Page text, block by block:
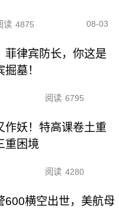
读 4875 08-03
菲律宾防长，你这是
墓！
阅读 6795
作妖！特高课卷土重
重困境
阅读 4280
600横空出世，美航母